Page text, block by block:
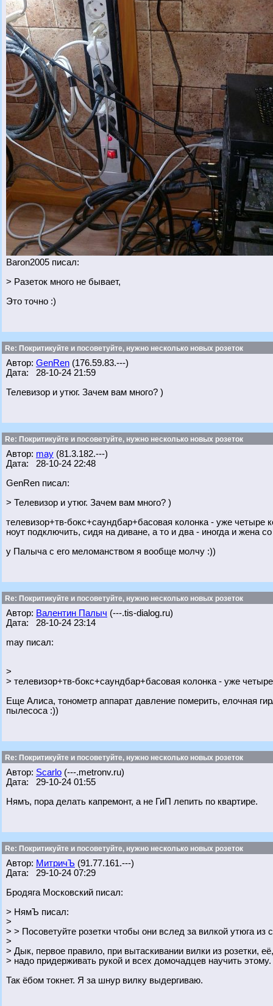
Baron2005 писал:
> Разеток много не бывает,
Это точно :)
Re: Покритикуйте и посоветуйте, нужно несколько новых розеток
Автор: GenRen (176.59.83.---)
Дата: 28-10-24 21:59
Телевизор и утюг. Зачем вам много? )
Re: Покритикуйте и посоветуйте, нужно несколько новых розеток
Автор: may (81.3.182.---)
Дата: 28-10-24 22:48
GenRen писал:
> Телевизор и утюг. Зачем вам много? )
телевизор+тв-бокс+саундбар+басовая колонка - уже
ноут подключить, сидя на диване, а то и два - иногда и жена
у Палыча с его меломанством я вообще молчу :))
Re: Покритикуйте и посоветуйте, нужно несколько новых розеток
Автор: Валентин Палыч (---.tis-dialog.ru)
Дата: 28-10-24 23:14
may писал:
>
> телевизор+тв-бокс+саундбар+басовая колонка - уже
Еще Алиса, тонометр аппарат давление померить, елочная
пылесоса :))
Re: Покритикуйте и посоветуйте, нужно несколько новых розеток
Автор: Scarlo (---.metronv.ru)
Дата: 29-10-24 01:55
Нямъ, пора делать капремонт, а не ГиП лепить по квартире.
Re: Покритикуйте и посоветуйте, нужно несколько новых розеток
Автор: МитричЪ (91.77.161.---)
Дата: 29-10-24 07:29
Бродяга Московский писал:
> НямЪ писал:
>
> > Посоветуйте розетки чтобы они вслед за вилкой утюга из
>
> Дык, первое правило, при вытаскивании вилки из розетки,
> надо придерживать рукой и всех домочадцев научить этому.
Так ёбом токнет. Я за шнур вилку выдергиваю.